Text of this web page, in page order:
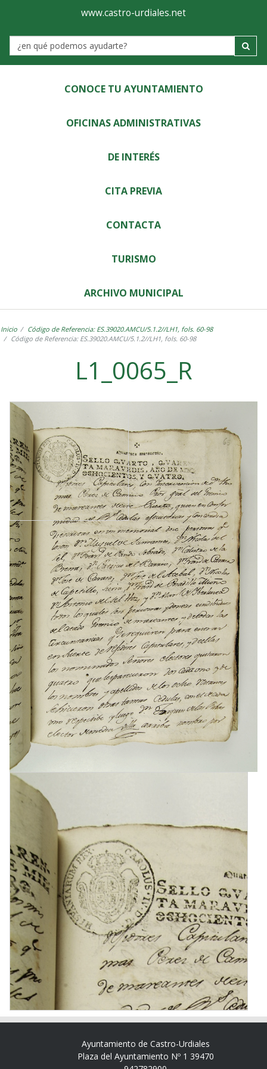
Ayuntamiento
de
Castro-
Urdiales
www.castro-urdiales.net
Label
CONOCE TU AYUNTAMIENTO
OFICINAS ADMINISTRATIVAS
DE INTERÉS
CITA PREVIA
CONTACTA
TURISMO
ARCHIVO MUNICIPAL
Inicio
Código de Referencia: ES.39020.AMCU/5.1.2//LH1, fols. 60-98
Código de Referencia: ES.39020.AMCU/5.1.2//LH1, fols. 60-98
L1_0065_R
Ayuntamiento de Castro-Urdiales
Plaza del Ayuntamiento Nº 1 39470